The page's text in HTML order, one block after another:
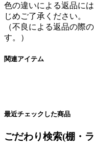
色の違いによる返品に
じめご了承ください。
（不良による返品の際
す。）
関連アイテム
最近チェックした商品
ごだわり検索(棚・